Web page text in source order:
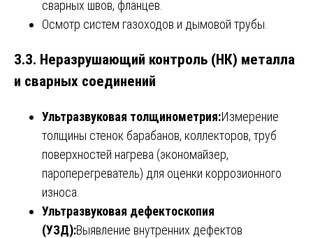
сварных швов, фланцев.
Осмотр систем газоходов и дымовой трубы.
3.3. Неразрушающий контроль (НК) металла
и сварных соединений
Ультразвуковая толщинометрия:Измерение
толщины стенок барабанов, коллекторов, труб
поверхностей нагрева (экономайзер,
пароперегреватель) для оценки коррозионного
износа.
Ультразвуковая дефектоскопия
(УЗД):Выявление внутренних дефектов